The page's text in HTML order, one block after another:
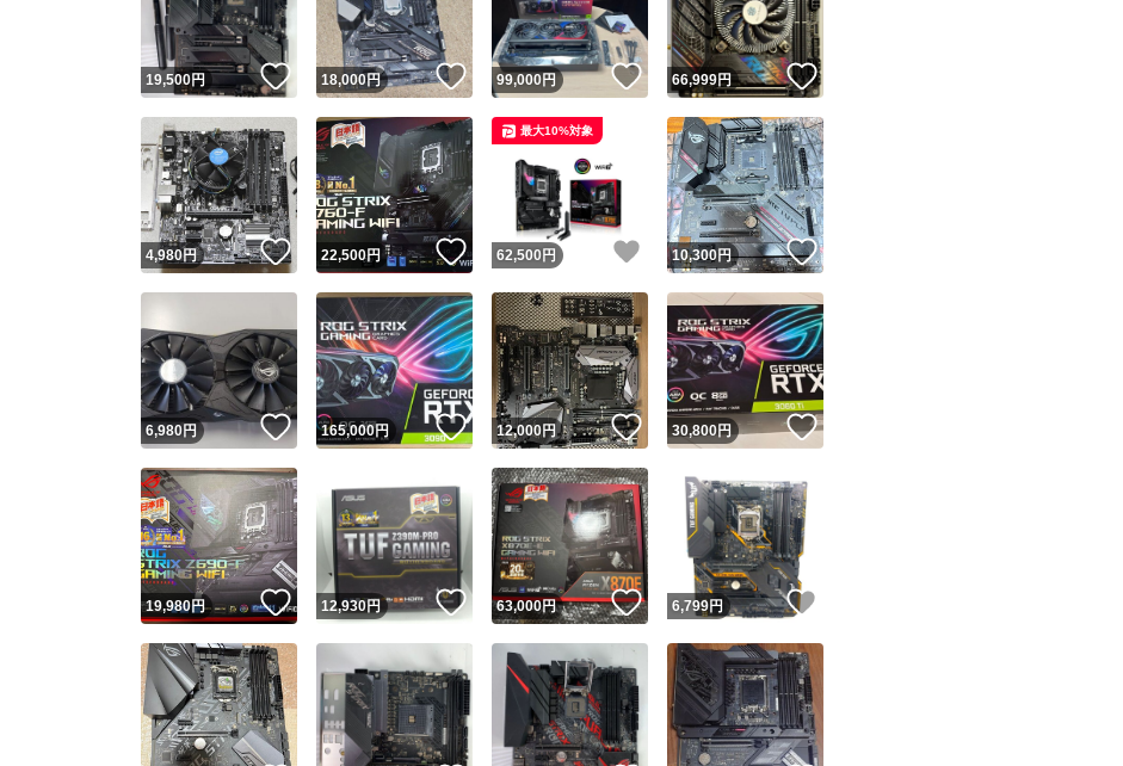
他フリマ実績◯+ このユーザーは他フリマサービスでの取引実績があります
スピード&安心発送
※このバッジは実績に基づく表示であり、発送を保証しているものではありません
スピード＆安心発送
このユーザーは高頻度で24時間以内＆設定した発送日数内に発送してい
ます
スピード発送 このユーザーは高頻度で24時間以内に発送しています
安心発送 このユーザーは設定した発送日数内に発送しています
出品ページへ
キャンセル
19,500円 いいね！
18,000円 いいね！
99,000円 いいね！
66,999円 いいね！
4,980円 いいね！
22,500円 いいね！
62,500 円 いいね！
最大10%対象
10,300円 いいね！
6,980円 いいね！
165,000円 いいね！
12,000円 いいね！
30,800円 いいね！
19,980円 いいね！
12,930円 いいね！
63,000円 いいね！
6,799円